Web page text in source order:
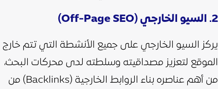
2. السيو الخارجي (Off-Page SEO)
يركز السيو الخارجي على جميع الأنشطة التي تتم خارج
الموقع لتعزيز مصداقيته وسلطته لدى محركات البحث،
من أهم عناصره بناء الروابط الخارجية (Backlinks) من